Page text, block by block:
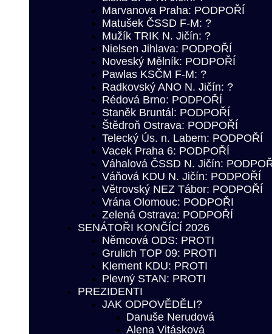
Marvanova Praha: PODPOŘÍ
Matušek ČSSD F-M: ?
Mužík TRIK N. Jičín: ?
Nielsen Jihlava: PODPOŘÍ
Noveský Mělník: PODPOŘÍ
Pawlas KSČM F-M: ?
Radkovský ANO N. Jičín: ?
Rédová Brno: PODPOŘÍ
Staněk Bruntál: PODPOŘÍ
Štědroň Ostrava: PODPOŘÍ
Telecký Ús. n. Labem: PODPOŘÍ
Vacek Praha 6: PODPOŘÍ
Váhalová ČSSD N. Jičín:
Váňová KDU N. Jičín: PODPOŘÍ
Větrovský NEZ Tábor: PODPOŘÍ
Vrána Olomouc: PODPOŘI
Zelená Ostrava: PODPOŘÍ
SENÁTOŘI KONČÍCÍ 2026
Němcová ODS: PROTI
Grulich TOP 09: PROTI
Klement KDU: PROTI
Plevný STAN: PROTI
PREZIDENTI
JAK ODPOVĚDĚLI?
Danuše Nerudová
Alena Vitásková